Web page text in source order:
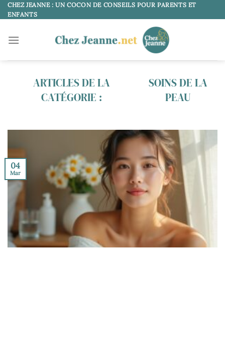
Passer
au
CHEZ JEANNE : UN COCON DE CONSEILS POUR PARENTS ET
ENFANTS
SOINS DE LA
PEAU
04
Mar